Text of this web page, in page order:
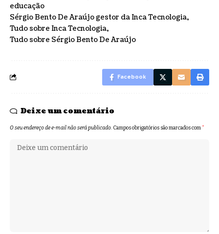
educação
Sérgio Bento De Araújo gestor da Inca Tecnologia
Tudo sobre Inca Tecnologia
Tudo sobre Sérgio Bento De Araújo
Facebook
Deixe um comentário
O seu endereço de e-mail não será publicado. Campos obrigatórios são marcados com *